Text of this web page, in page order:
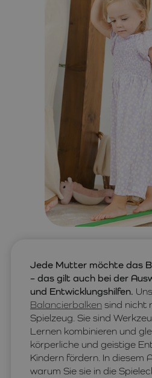
Jede Mutter möchte das
– das gilt auch bei der
und Entwicklungshilfen.
Balancierbalken sind nicht
Spielzeug. Sie sind
Lernen kombinieren und
körperliche und geistige
Kindern fördern. In diesem
warum Sie sie in die